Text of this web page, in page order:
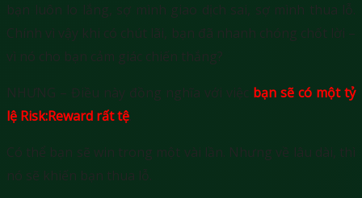
bạn luôn lo lắng, sợ mình giao dịch sai, sợ mình thua lỗ.
Chính vì vậy khi có chút lãi, bạn đã nhanh chóng chốt lời –
vì nó cho bạn cảm giác chiến thắng?
NHƯNG – Điều này đồng nghĩa với việc bạn sẽ có một tỷ
lệ Risk:Reward rất tệ.
Có thể bạn sẽ win trong một vài lần. Nhưng về lâu dài, thì
nó sẽ khiến bạn thua lỗ.